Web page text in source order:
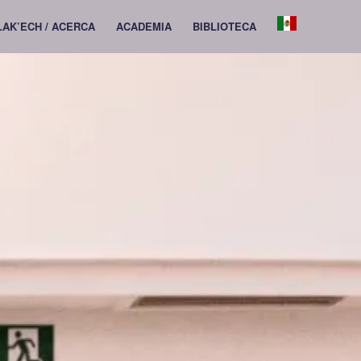
/ ACERCA ACADEMIA BIBLIOTECA